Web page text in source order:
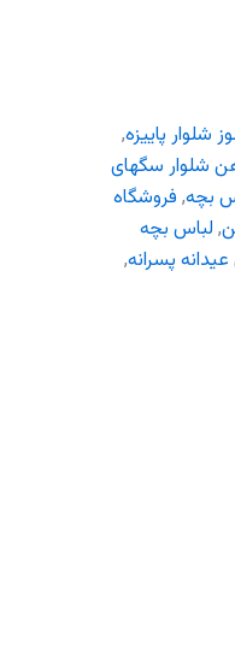
شلوار پاییزه,
شلوار سگهای
بچه, فروشگاه
, لباس بچه
پسرانه,